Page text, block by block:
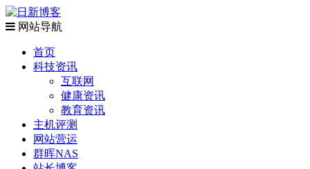
网站导航
首页
科技资讯
互联网
健康资讯
教育资讯
主机评测
网站营运
群晖NAS